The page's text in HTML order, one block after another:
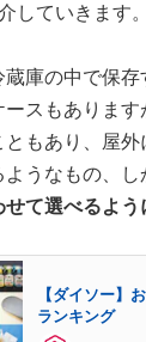
していきます。
庫の中で保
ースもありま
もあり、屋
うなもの、
て選べるよう
【ダイソー】
ランキング